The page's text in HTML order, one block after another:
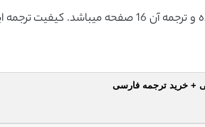
+ خرید ترجمه فارسی